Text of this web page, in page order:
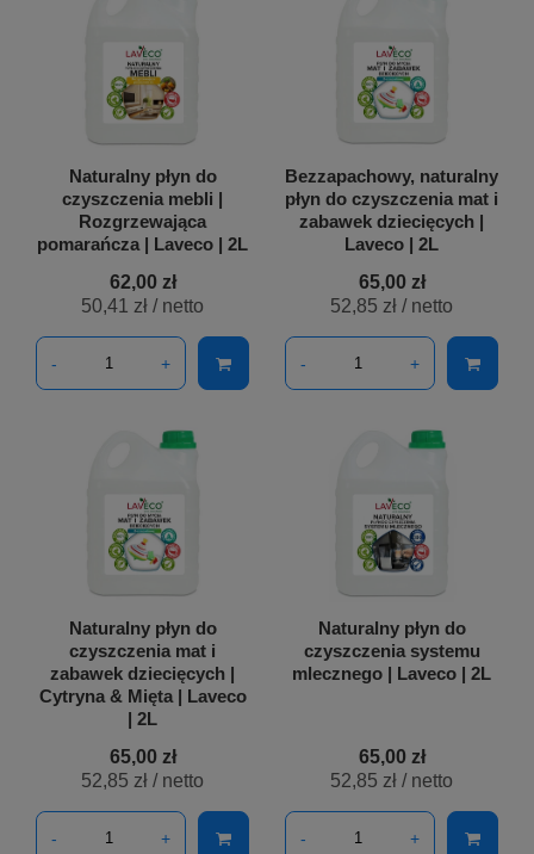
Naturalny płyn do
czyszczenia mebli |
Rozgrzewająca
pomarańcza | Laveco | 2L
62,00 zł
50,41 zł / netto
- +
Bezzapachowy, naturalny
płyn do czyszczenia mat i
zabawek dziecięcych |
Laveco | 2L
65,00 zł
52,85 zł / netto
- +
Naturalny płyn do
czyszczenia mat i
zabawek dziecięcych |
Cytryna & Mięta | Laveco
| 2L
65,00 zł
52,85 zł / netto
- +
Naturalny płyn do
czyszczenia systemu
mlecznego | Laveco | 2L
65,00 zł
52,85 zł / netto
- +